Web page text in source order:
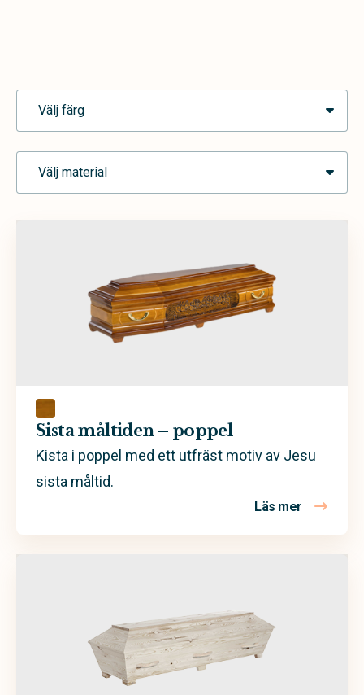
Välj färg
Välj material
Brun
Sand
Trä
Valfri färg
Furu
Massiv obehandlad furu
Sista måltiden – poppel
Kista i poppel med ett utfräst motiv av Jesu
sista måltid.
Läs mer om Sista